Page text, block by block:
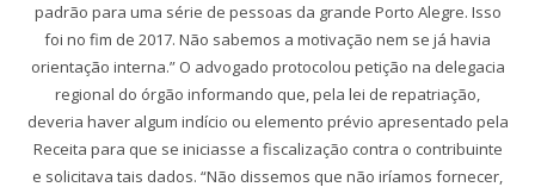
padrão para uma série de pessoas da grande Porto Alegre. Isso
foi no fim de 2017. Não sabemos a motivação nem se já havia
orientação interna.” O advogado protocolou petição na delegacia
regional do órgão informando que, pela lei de repatriação,
deveria haver algum indício ou elemento prévio apresentado pela
Receita para que se iniciasse a fiscalização contra o contribuinte
e solicitava tais dados. “Não dissemos que não iríamos fornecer,